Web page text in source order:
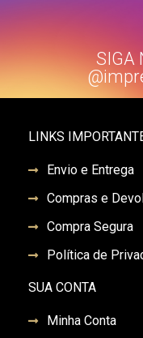
SIGA
LINKS
Envio e Entrega
Compras e
Compra Segura
Política de
SUA CONTA
Minha Conta